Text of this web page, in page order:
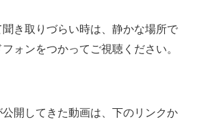
き取りづらい時は、静かな場所で
ォンをつかってご視聴ください。
開してきた動画は、下のリンクか